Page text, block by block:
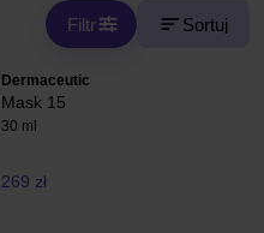
Filtr Sortuj
Dermaceutic
Mask 15
30 ml
269 zł